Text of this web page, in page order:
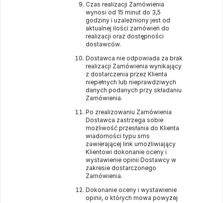
Czas realizacji Zamówienia
wynosi od 15 minut do 3,5
godziny i uzależniony jest od
aktualnej ilości zamówień do
realizacji oraz dostępności
dostawców.
Dostawca nie odpowiada za brak
realizacji Zamówienia wynikający
z dostarczenia przez Klienta
niepełnych lub nieprawdziwych
danych podanych przy składaniu
Zamówienia.
Po zrealizowaniu Zamówienia
Dostawca zastrzega sobie
możliwość przesłania do Klienta
wiadomości typu sms
zawierającej link umożliwiający
Klientowi dokonanie oceny i
wystawienie opinii Dostawcy w
zakresie dostarczonego
Zamówienia.
Dokonanie oceny i wystawienie
opinii, o których mowa powyżej